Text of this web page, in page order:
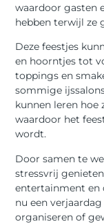
waardoor gasten
hebben terwijl ze
Deze feestjes
en hoorntjes tot
toppings en
sommige
kunnen leren hoe
waardoor het
wordt.
Door samen te
stressvrij
entertainment en
nu een
organiseren of